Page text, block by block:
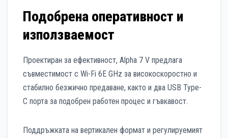
Подобрена оперативност и
използваемост
Проектиран за ефективност, Alpha 7 V предлага
съвместимост с Wi-Fi 6E GHz за високоскоростно и
стабилно безжично предаване, както и два USB Type-
C порта за подобрен работен процес и гъвкавост.
Поддръжката на вертикален формат и регулируемият